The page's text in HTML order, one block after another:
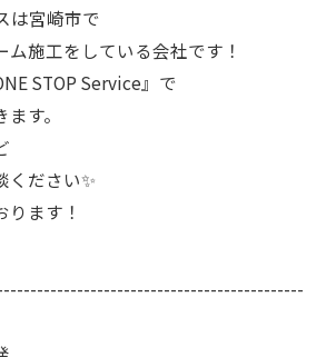
は宮崎市で
施工をしている会社です！
STOP Service』で
す。
ください✨
ます！